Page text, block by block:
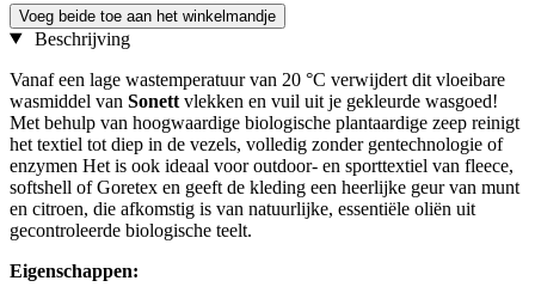
Voeg beide toe aan het winkelmandje
Beschrijving
Vanaf een lage wastemperatuur van 20 °C verwijdert dit vloeibare
wasmiddel van Sonett vlekken en vuil uit je gekleurde wasgoed!
Met behulp van hoogwaardige biologische plantaardige zeep reinigt
het textiel tot diep in de vezels, volledig zonder gentechnologie of
enzymen Het is ook ideaal voor outdoor- en sporttextiel van fleece,
softshell of Goretex en geeft de kleding een heerlijke geur van munt
en citroen, die afkomstig is van natuurlijke, essentiële oliën uit
gecontroleerde biologische teelt.
Eigenschappen: